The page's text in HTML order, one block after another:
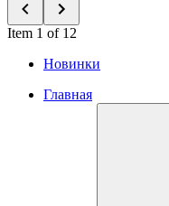
Item 1 of 12
Новинки
Главная